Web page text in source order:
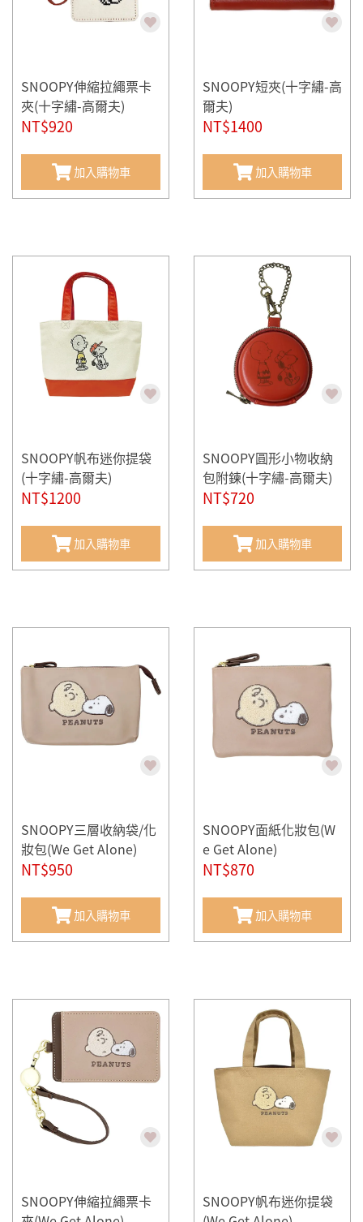
SNOOPY伸縮拉繩票卡
夾(十字繡-高爾夫)
NT$920
加入購物車
SNOOPY短夾(十字繡-高
爾夫)
NT$1400
加入購物車
SNOOPY帆布迷你提袋
(十字繡-高爾夫)
NT$1200
加入購物車
SNOOPY圓形小物收納
包附鍊(十字繡-高爾夫)
NT$720
加入購物車
SNOOPY三層收納袋/化
妝包(We Get Alone)
NT$950
加入購物車
SNOOPY面紙化妝包(W
e Get Alone)
NT$870
加入購物車
SNOOPY伸縮拉繩票卡
SNOOPY帆布迷你提袋